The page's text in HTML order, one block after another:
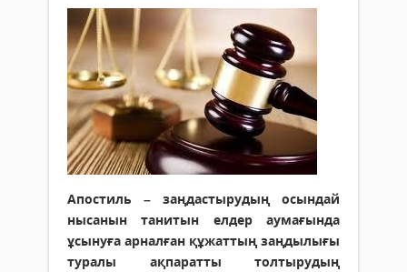
Апостиль – заңдастырудың осын­дай
нысанын танитын елдер аумағында
ұсынуға арналған құжаттың заңдылығы
туралы ақпа­ратты толтырудың